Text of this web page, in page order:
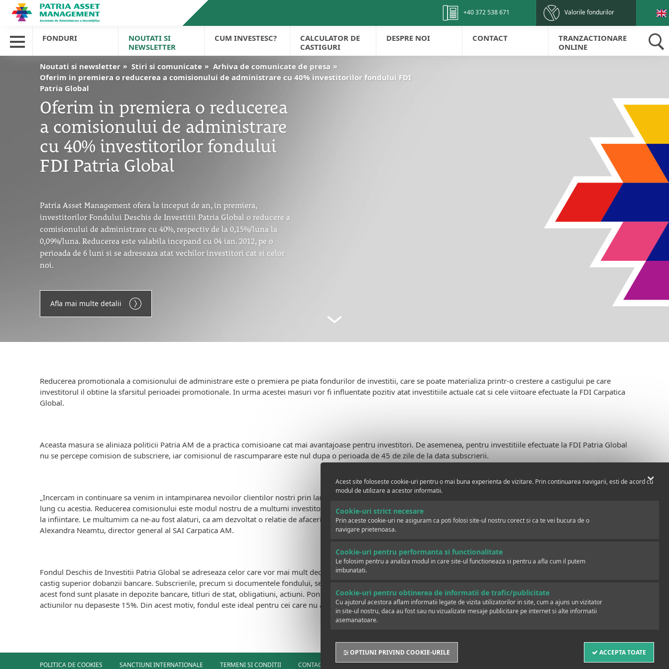
+40 372 538 671 Valorile fondurilor
FONDURI
NOUTATI SI
NEWSLETTER
CUM INVESTESC?
CALCULATOR DE
CASTIGURI
DESPRE NOI CONTACT
TRANZACTIONARE
ONLINE
Noutati si newsletter
Stiri si comunicate
Arhiva de comunicate de presa
Oferim in premiera o reducerea a comisionului de administrare cu 40% investitorilor fondului FDI
Patria Global
Oferim in premiera o reducerea
a comisionului de administrare
cu 40% investitorilor fondului
FDI Patria Global
Patria Asset Management ofera la inceput de an, in premiera,
investitorilor Fondului Deschis de Investitii Patria Global o reducere a
comisionului de administrare cu 40%, respectiv de la 0,15%/luna la
0,09%/luna. Reducerea este valabila incepand cu 04 ian. 2012, pe o
perioada de 6 luni si se adreseaza atat vechilor investitori cat si celor
noi.
Afla mai multe detalii
Reducerea promotionala a comisionului de administrare este o premiera pe piata fondurilor de investitii, care se poate materializa printr-o crestere a castigului pe care
investitorul il obtine la sfarsitul perioadei promotionale. In urma acestei masuri vor fi influentate pozitiv atat investitiile actuale cat si cele viitoare efectuate la FDI Carpatica
Global.
Aceasta masura se aliniaza politicii Patria AM de a practica comisioane cat mai avantajoase pentru investitori. De asemenea, pentru investitiile efectuate la FDI Patria Global
nu se percepe comision de subscriere, iar comisionul de rascumparare este nul dupa o perioada de 45 de zile de la data subscrierii.
„Incercam in continuare sa venim in intampinarea nevoilor clientilor nostri prin lansarea de oferte competitive, scopul final fiind dezvoltarea unui parteneriat pe termen
lung cu acestia. Reducerea comisionului este modul nostru de a multumi investitorilor fondului, avand in vedere ca in luna iulie a acestui an Patria AM aniverseaza 5 ani de
la infiintare. Le multumim ca ne-au fost alaturi, ca am dezvoltat o relatie de afaceri solida, reusind impreuna sa facem fata provocarilor acestei perioade.” a declarat
Alexandra Neamtu, director general al SAI Carpatica AM.
Fondul Deschis de Investitii Patria Global se adreseaza celor care vor mai mult decat un depozit bancar si sunt dispusi sa isi asume un risc mediu-scazut, in perspectiva unui
castig superior dobanzii bancare. Subscrierile, precum si documentele fondului, se pot solicita la orice unitate a Bancii Comerciale Carpatica. „Practic, sumele subscrise la
acest fond sunt plasate in depozite bancare, titluri de stat, obligatiuni, actiuni. Ponderea depozitelor bancare si a instrumentelor cu venit fix este de peste 70%, iar cea a
actiunilor nu depaseste 15%. Din acest motiv, fondul este ideal pentru cei care nu au un apetit ridicat la risc.” a precizat Alexandra Neamtu.
POLITICA DE COOKIES SANCTIUNI INTERNATIONALE TERMENI SI CONDITII CONTACT DATE PERSONALE NEWSLETTER
CUM INVESTESC IN FONDURI NELISTATE?
Acest site foloseste cookie-uri pentru o mai buna experienta de vizitare. Prin continuarea navigarii, esti de acord cu
modul de utilizare a acestor informatii.
Cookie-uri strict necesare
Prin aceste cookie-uri ne asiguram ca poti folosi site-ul nostru corect si ca te vei bucura de o
navigare prietenoasa.
Cookie-uri pentru performanta si functionalitate
Le folosim pentru a analiza modul in care site-ul functioneaza si pentru a afla cum il putem
imbunatati.
Cookie-uri pentru obtinerea de informatii de trafic/publicitate
Cu ajutorul acestora aflam informatii legate de vizita utilizatorilor in site, cum a ajuns un vizitator
in site-ul nostru, daca au fost sau nu vizualizate mesaje publicitare pe internet si alte informatii
asemanatoare.
OPTIUNI PRIVIND COOKIE-URILE ACCEPTA TOATE